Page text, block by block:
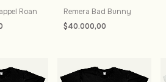
Roan
Remera Bad Bunny
$40.000,00